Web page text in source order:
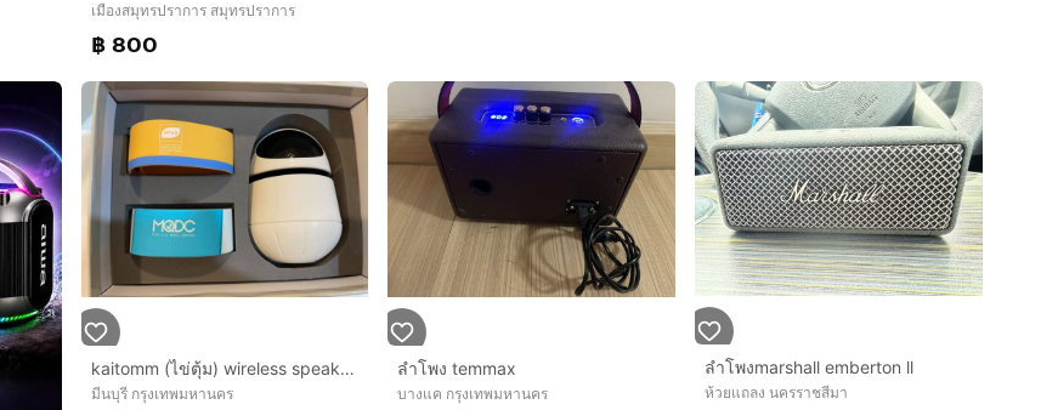
เมืองสมุทรปราการ สมุทรปราการ
฿ 800
kaitomm (ไข่ตุ้ม) wireless speaker ลำโพงบูลทูธขนาดมินิแบบพกพา
มีนบุรี กรุงเทพมหานคร
ลำโพง temmax
บางแค กรุงเทพมหานคร
ลำโพงmarshall emberton ll
ห้วยแถลง นครราชสีมา